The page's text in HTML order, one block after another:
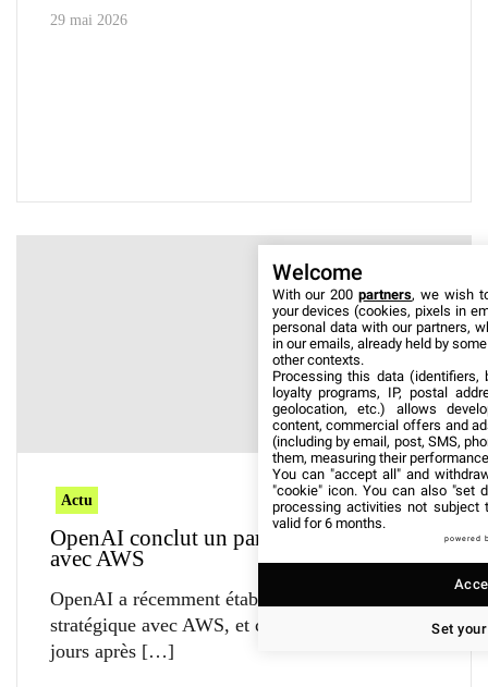
29 mai 2026
Actu
OpenAI conclut un partenariat stratégique
avec AWS
OpenAI a récemment établi un partenariat
stratégique avec AWS, et ce seulement trois
jours après
Welcome
With our 200partners, we wish
your devices (cookies, pixels in
personal data with our partners,
in our emails, already held by
other contexts.
Processing this data (identifiers,
loyalty programs, IP, postal
geolocation, etc.) allows
content, commercial offers and
(including by email, post, SMS,
them, measuring their
You can "accept all" and
"cookie" icon. You can also "set
processing activities not subject
valid for 6 months.
powered
Set